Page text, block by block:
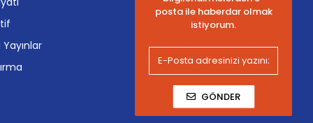
Yayınlar
posta ile haberdar olmak
istiyorum.
GÖNDER